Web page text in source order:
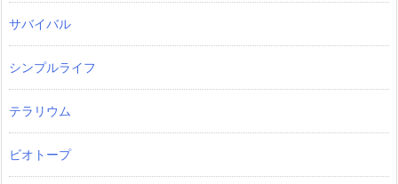
サバイバル
シンプルライフ
テラリウム
ビオトープ